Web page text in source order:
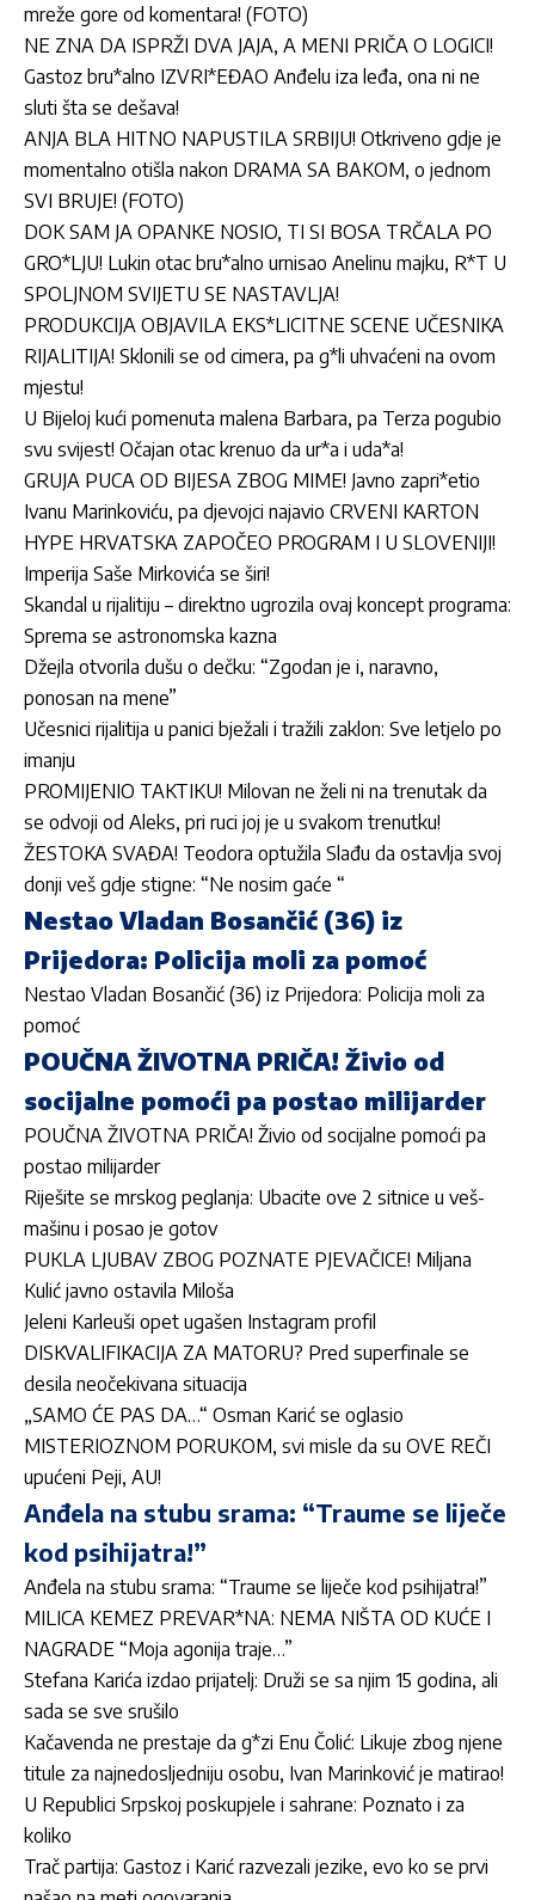
mreže gore od komentara! (FOTO)
NE ZNA DA ISPRŽI DVA JAJA, A MENI PRIČA O LOGICI!
Gastoz bru*alno IZVRI*EĐAO Anđelu iza leđa, ona ni ne
sluti šta se dešava!
ANJA BLA HITNO NAPUSTILA SRBIJU! Otkriveno gdje je
momentalno otišla nakon DRAMA SA BAKOM, o jednom
SVI BRUJE! (FOTO)
DOK SAM JA OPANKE NOSIO, TI SI BOSA TRČALA PO
GRO*LJU! Lukin otac bru*alno urnisao Anelinu majku, R*T U
SPOLJNOM SVIJETU SE NASTAVLJA!
PRODUKCIJA OBJAVILA EKS*LICITNE SCENE UČESNIKA
RIJALITIJA! Sklonili se od cimera, pa g*li uhvaćeni na ovom
mjestu!
U Bijeloj kući pomenuta malena Barbara, pa Terza pogubio
svu svijest! Očajan otac krenuo da ur*a i uda*a!
GRUJA PUCA OD BIJESA ZBOG MIME! Javno zapri*etio
Ivanu Marinkoviću, pa djevojci najavio CRVENI KARTON
HYPE HRVATSKA ZAPOČEO PROGRAM I U SLOVENIJI!
Imperija Saše Mirkovića se širi!
Skandal u rijalitiju – direktno ugrozila ovaj koncept programa:
Sprema se astronomska kazna
Džejla otvorila dušu o dečku: “Zgodan je i, naravno,
ponosan na mene”
Učesnici rijalitija u panici bježali i tražili zaklon: Sve letjelo po
imanju
PROMIJENIO TAKTIKU! Milovan ne želi ni na trenutak da
se odvoji od Aleks, pri ruci joj je u svakom trenutku!
ŽESTOKA SVAĐA! Teodora optužila Slađu da ostavlja svoj
donji veš gdje stigne: “Ne nosim gaće “
Nestao Vladan Bosančić (36) iz
Prijedora: Policija moli za pomoć
Nestao Vladan Bosančić (36) iz Prijedora: Policija moli za
pomoć
POUČNA ŽIVOTNA PRIČA! Živio od
socijalne pomoći pa postao milijarder
POUČNA ŽIVOTNA PRIČA! Živio od socijalne pomoći pa
postao milijarder
Riješite se mrskog peglanja: Ubacite ove 2 sitnice u veš-
mašinu i posao je gotov
PUKLA LJUBAV ZBOG POZNATE PJEVAČICE! Miljana
Kulić javno ostavila Miloša
Jeleni Karleuši opet ugašen Instagram profil
DISKVALIFIKACIJA ZA MATORU? Pred superfinale se
desila neočekivana situacija
„SAMO ĆE PAS DA…“ Osman Karić se oglasio
MISTERIOZNOM PORUKOM, svi misle da su OVE REČI
upućeni Peji, AU!
Anđela na stubu srama: “Traume se liječe
kod psihijatra!”
Anđela na stubu srama: “Traume se liječe kod psihijatra!”
MILICA KEMEZ PREVAR*NA: NEMA NIŠTA OD KUĆE I
NAGRADE “Moja agonija traje…”
Stefana Karića izdao prijatelj: Druži se sa njim 15 godina, ali
sada se sve srušilo
Kačavenda ne prestaje da g*zi Enu Čolić: Likuje zbog njene
titule za najnedosljedniju osobu, Ivan Marinković je matirao!
U Republici Srpskoj poskupjele i sahrane: Poznato i za
koliko
Trač partija: Gastoz i Karić razvezali jezike, evo ko se prvi